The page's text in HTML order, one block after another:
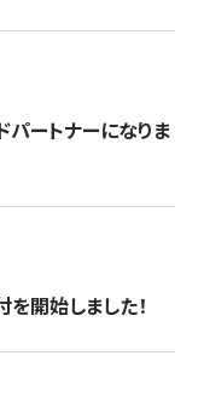
ートナーになりま
開始しました！